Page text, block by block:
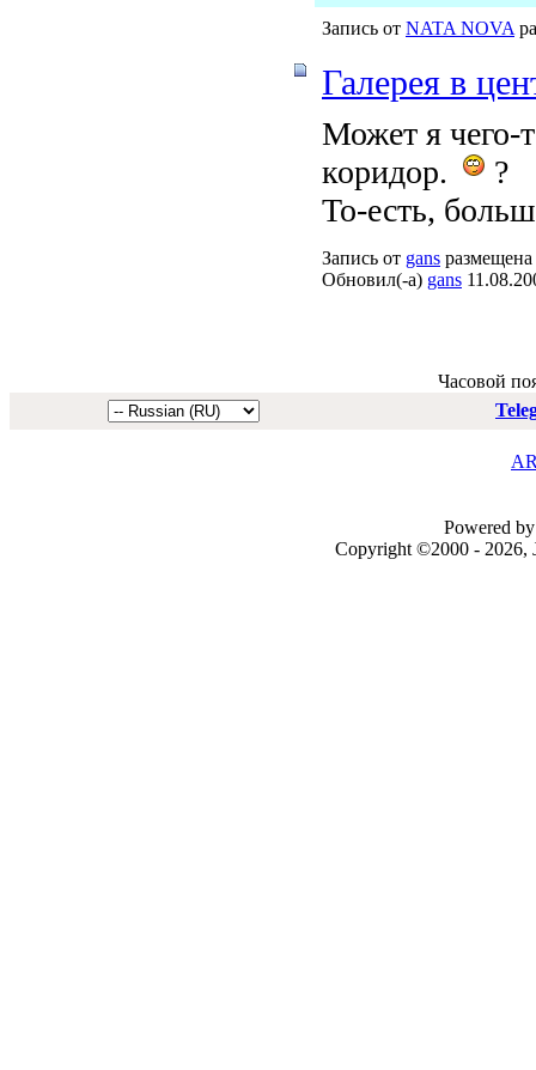
Запись от NATA NOVA
Галерея в
Может я чего-
коридор.
?
То-есть,
Запись от gans
Обновил(-а) gans
Часовой
Powered
Copyright ©2000 - 2026,